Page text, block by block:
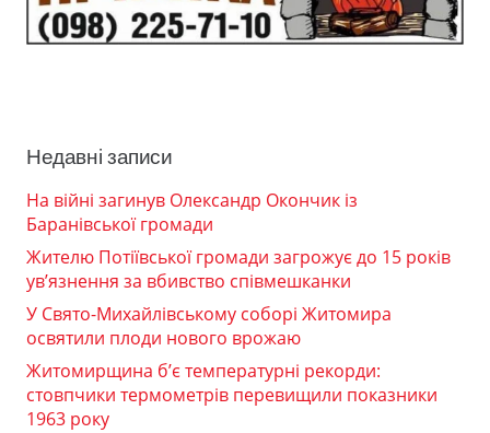
Недавні записи
На війні загинув Олександр Окончик із
Баранівської громади
Жителю Потіївської громади загрожує до 15 років
ув’язнення за вбивство співмешканки
У Свято-Михайлівському соборі Житомира
освятили плоди нового врожаю
Житомирщина б’є температурні рекорди:
стовпчики термометрів перевищили показники
1963 року